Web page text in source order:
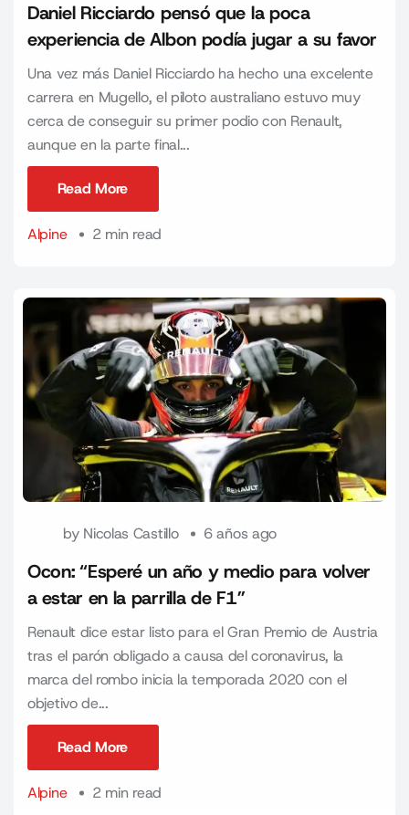
Daniel Ricciardo pensó que la poca
experiencia de Albon podía jugar a su favor
Una vez más Daniel Ricciardo ha hecho una excelente
carrera en Mugello, el piloto australiano estuvo muy
cerca de conseguir su primer podio con Renault,
aunque en la parte final...
Read More
Alpine
2 min read
by Nicolas Castillo 6 años ago
Ocon: “Esperé un año y medio para volver
a estar en la parrilla de F1”
Renault dice estar listo para el Gran Premio de Austria
tras el parón obligado a causa del coronavirus, la
marca del rombo inicia la temporada 2020 con el
objetivo de...
Read More
Alpine
2 min read